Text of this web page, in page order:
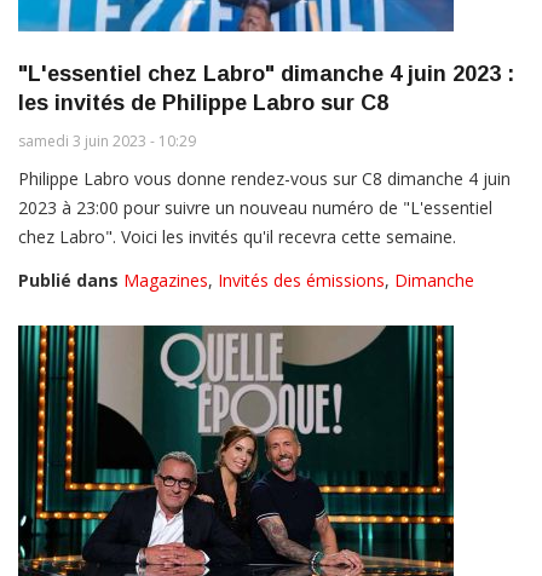
"L'essentiel chez Labro" dimanche 4 juin 2023 :
les invités de Philippe Labro sur C8
samedi 3 juin 2023 - 10:29
Philippe Labro vous donne rendez-vous sur C8 dimanche 4 juin
2023 à 23:00 pour suivre un nouveau numéro de "L'essentiel
chez Labro". Voici les invités qu'il recevra cette semaine.
Publié dans Magazines, Invités des émissions, Dimanche